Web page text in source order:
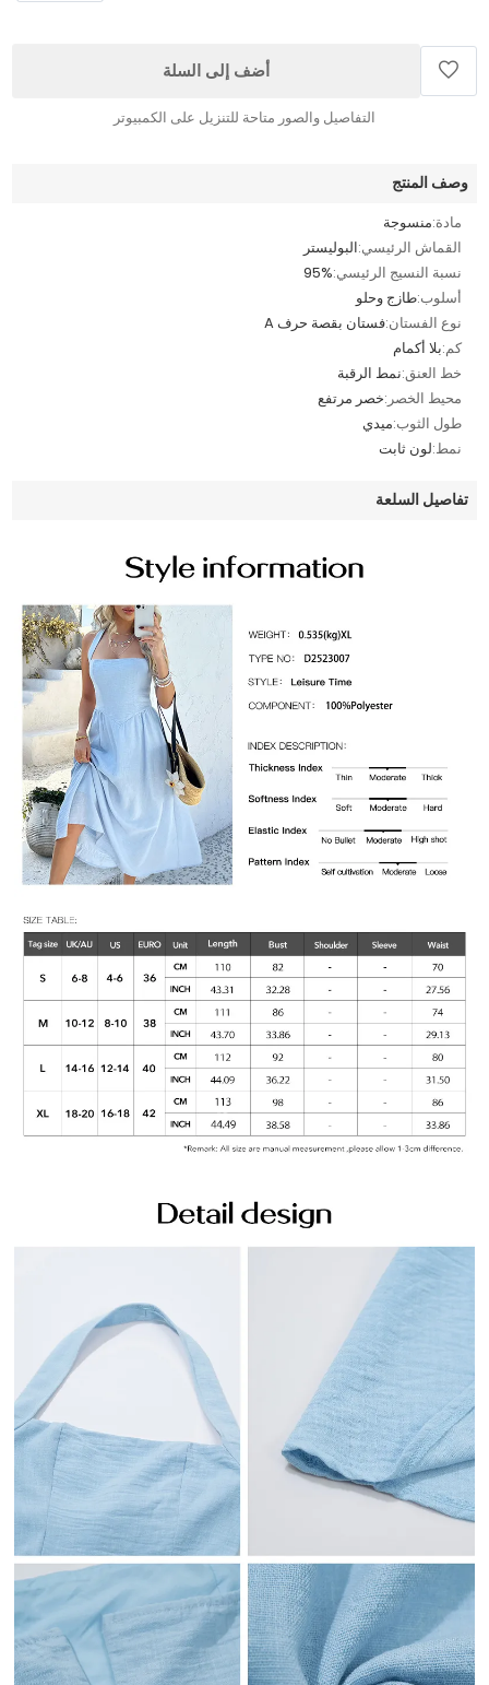
أضف إلى السلة
التفاصيل والصور متاحة للتنزيل على الكمبيوتر
وصف المنتج
مادة:منسوجة
القماش الرئيسي:البوليستر
نسبة النسيج الرئيسي:95%
أسلوب:طازج وحلو
نوع الفستان:فستان بقصة حرف A
كم:بلا أكمام
خط العنق:نمط الرقبة
محيط الخصر:خصر مرتفع
طول الثوب:ميدي
نمط:لون ثابت
تفاصيل السلعة